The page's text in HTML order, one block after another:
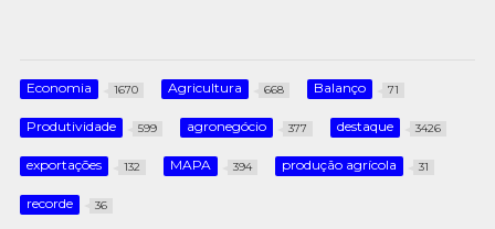
Economia 1670 Agricultura 668 Balanço 71
Produtividade 599 agronegócio 377 destaque 3426
exportações 132 MAPA 394 produção agrícola 31
recorde 36